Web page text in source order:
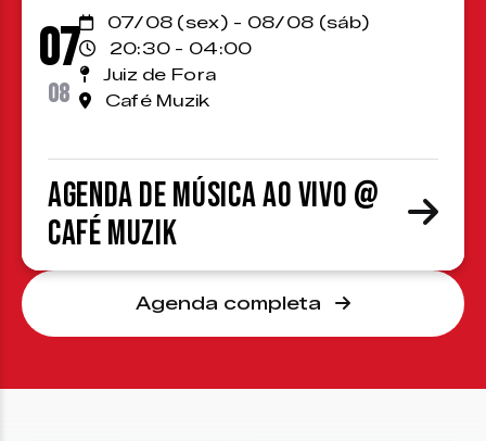
07
08
07/08 (sex) - 08/08 (sáb)
20:30 - 04:00
Juiz de Fora
Café Muzik
Agenda de Música ao Vivo @
Café Muzik
Agenda completa